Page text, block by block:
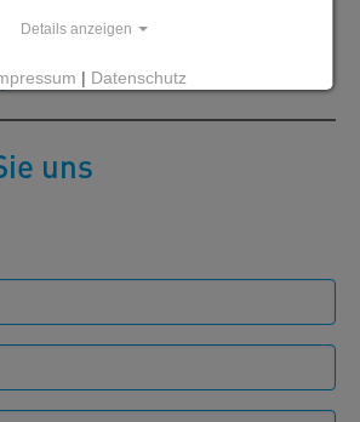
Uhr/12:30–15:30Uhr
uns
Details anzeigen
| Datenschutz